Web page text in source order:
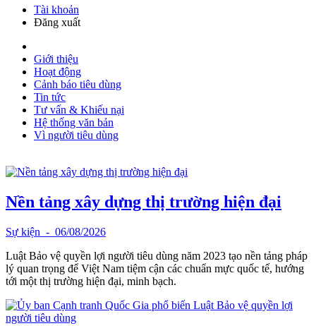
Tài khoản
Đăng xuất
Giới thiệu
Hoạt động
Cảnh báo tiêu dùng
Tin tức
Tư vấn & Khiếu nại
Hệ thống văn bản
Vì người tiêu dùng
Nền tảng xây dựng thị trường hiện đại
Sự kiện - 06/08/2026
Luật Bảo vệ quyền lợi người tiêu dùng năm 2023 tạo nền tảng pháp
lý quan trọng để Việt Nam tiệm cận các chuẩn mực quốc tế, hướng
tới một thị trường hiện đại, minh bạch.